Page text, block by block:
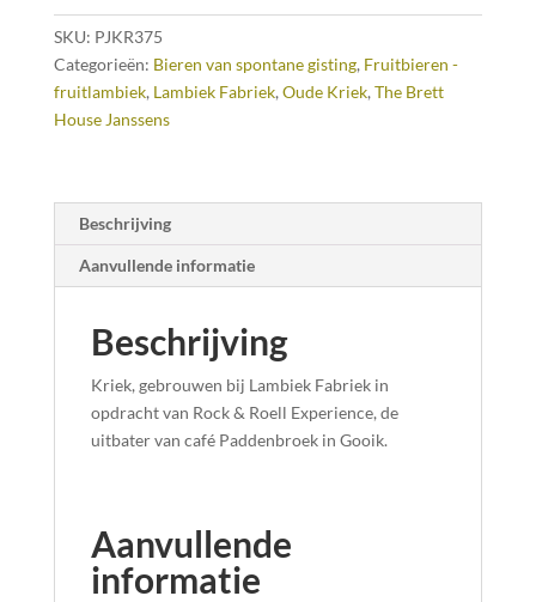
SKU: PJKR375
Categorieën: Bieren van spontane gisting, Fruitbieren -
fruitlambiek, Lambiek Fabriek, Oude Kriek, The Brett
House Janssens
Beschrijving
Aanvullende informatie
Beschrijving
Kriek, gebrouwen bij Lambiek Fabriek in
opdracht van Rock & Roell Experience, de
uitbater van café Paddenbroek in Gooik.
Aanvullende
informatie